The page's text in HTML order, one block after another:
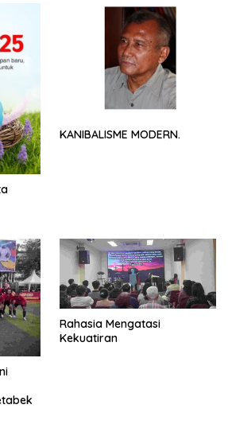
KANIBALISME MODERN.
Rahasia Mengatasi
Kekuatiran